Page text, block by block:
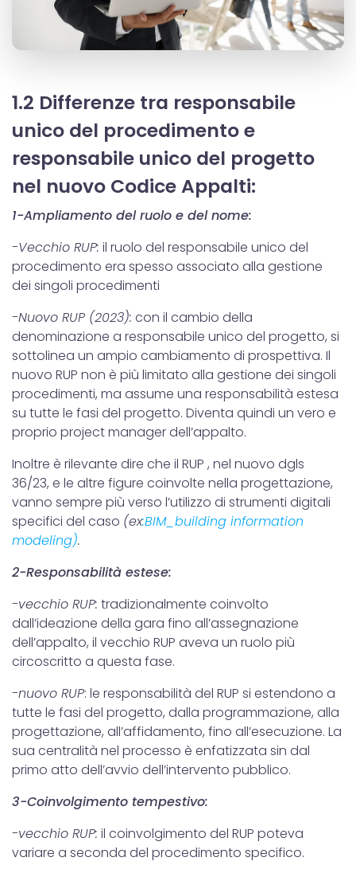
1.2 Differenze tra responsabile
unico del procedimento e
responsabile unico del progetto
nel nuovo Codice Appalti:
1-Ampliamento del ruolo e del nome:
-Vecchio RUP: il ruolo del responsabile unico del
procedimento era spesso associato alla gestione
dei singoli procedimenti
-Nuovo RUP (2023): con il cambio della
denominazione a responsabile unico del progetto, si
sottolinea un ampio cambiamento di prospettiva. Il
nuovo RUP non è più limitato alla gestione dei singoli
procedimenti, ma assume una responsabilità estesa
su tutte le fasi del progetto. Diventa quindi un vero e
proprio project manager dell’appalto.
Inoltre è rilevante dire che il RUP , nel nuovo dgls
36/23, e le altre figure coinvolte nella progettazione,
vanno sempre più verso l’utilizzo di strumenti digitali
specifici del caso (ex:BIM_building information
modeling).
2-Responsabilità estese:
-vecchio RUP: tradizionalmente coinvolto
dall’ideazione della gara fino all’assegnazione
dell’appalto, il vecchio RUP aveva un ruolo più
circoscritto a questa fase.
-nuovo RUP: le responsabilità del RUP si estendono a
tutte le fasi del progetto, dalla programmazione, alla
progettazione, all’affidamento, fino all’esecuzione. La
sua centralità nel processo è enfatizzata sin dal
primo atto dell’avvio dell’intervento pubblico.
3-Coinvolgimento tempestivo:
-vecchio RUP: il coinvolgimento del RUP poteva
variare a seconda del procedimento specifico.